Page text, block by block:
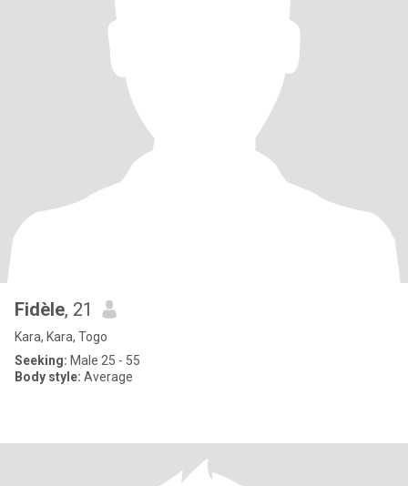
Fidèle, 21
Kara, Kara, Togo
Seeking: Male 25 - 55
Body style: Average